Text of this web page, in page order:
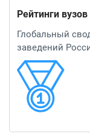
Рейтинги вузов
Глобальный
заведений